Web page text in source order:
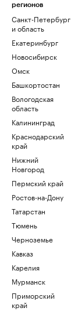
регионов
Санкт-Петербург
и область
Екатеринбург
Новосибирск
Омск
Башкортостан
Вологодская
область
Калининград
Краснодарский
край
Нижний
Новгород
Пермский край
Ростов-на-Дону
Татарстан
Тюмень
Черноземье
Кавказ
Карелия
Мурманск
Приморский
край